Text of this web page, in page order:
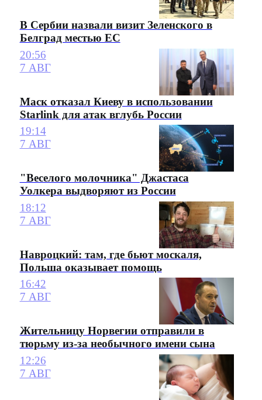
В Сербии назвали визит Зеленского в
Белград местью ЕС
20:56
7 АВГ
Маск отказал Киеву в использовании
Starlink для атак вглубь России
19:14
7 АВГ
"Веселого молочника" Джастаса
Уолкера выдворяют из России
18:12
7 АВГ
Навроцкий: там, где бьют москаля,
Польша оказывает помощь
16:42
7 АВГ
Жительницу Норвегии отправили в
тюрьму из-за необычного имени сына
12:26
7 АВГ